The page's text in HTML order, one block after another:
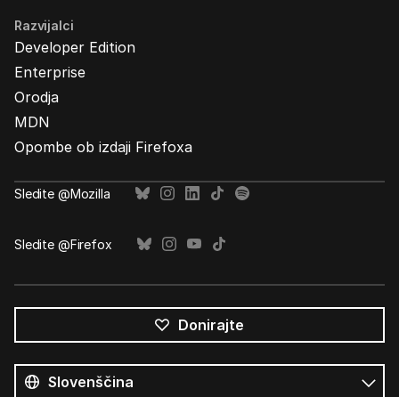
Razvijalci
Developer Edition
Enterprise
Orodja
MDN
Opombe ob izdaji Firefoxa
Sledite @Mozilla
Sledite @Firefox
Donirajte
jeziki
Jezik